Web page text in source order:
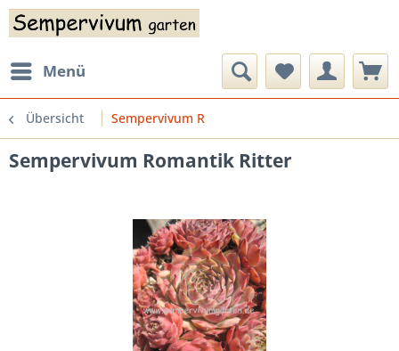
Menü
Übersicht Sempervivum R
Sempervivum Romantik Ritter